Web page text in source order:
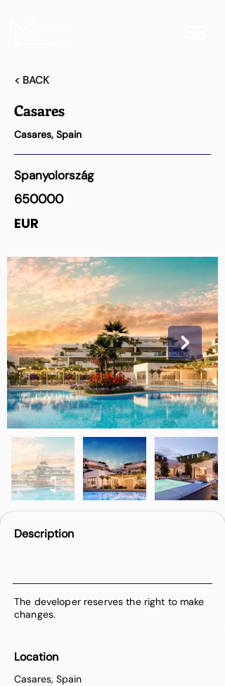
< BACK
Casares
Casares, Spain
Spanyolország
650000
EUR
Description
The developer reserves the right to make
changes.
Location
Casares, Spain